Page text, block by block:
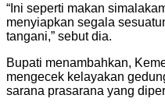
“Ini seperti makan
menyiapkan segala
tangani,” sebut dia.
Bupati menambahkan,
mengecek kelayakan
sarana prasarana yang